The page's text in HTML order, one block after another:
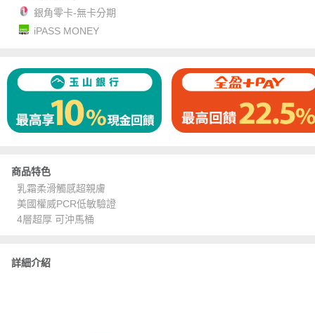
銀角零卡-無卡分期
iPASS MONEY
商品特色
乳霜柔滑觸感超親膚
美國權威PCR低敏驗證
4層超厚 可沖馬桶
詳細介紹